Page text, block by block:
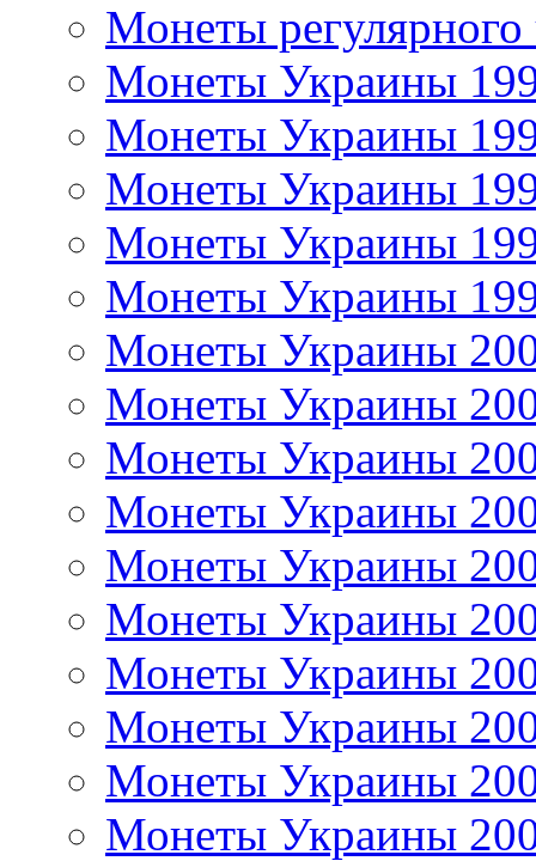
Монеты регулярного
Монеты Украины
Монеты Украины
Монеты Украины
Монеты Украины
Монеты Украины
Монеты Украины
Монеты Украины
Монеты Украины
Монеты Украины
Монеты Украины
Монеты Украины
Монеты Украины
Монеты Украины
Монеты Украины
Монеты Украины